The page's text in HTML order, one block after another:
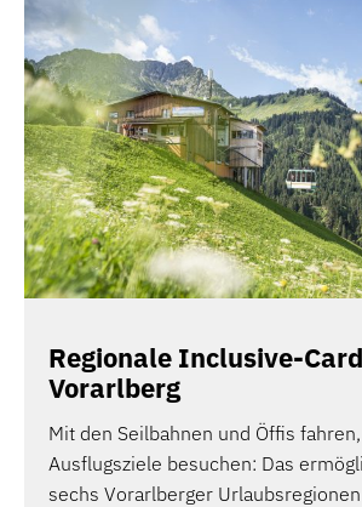
Regionale Inclusive-
Vorarlberg
Mit den Seilbahnen und Öffis
Ausflugsziele besuchen: Das
sechs Vorarlberger